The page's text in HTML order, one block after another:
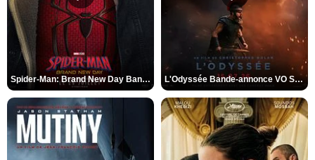
Spider-Man: Brand New Day Bande-annonce VO STFR L'Odyssée Bande-annonce VO STFR